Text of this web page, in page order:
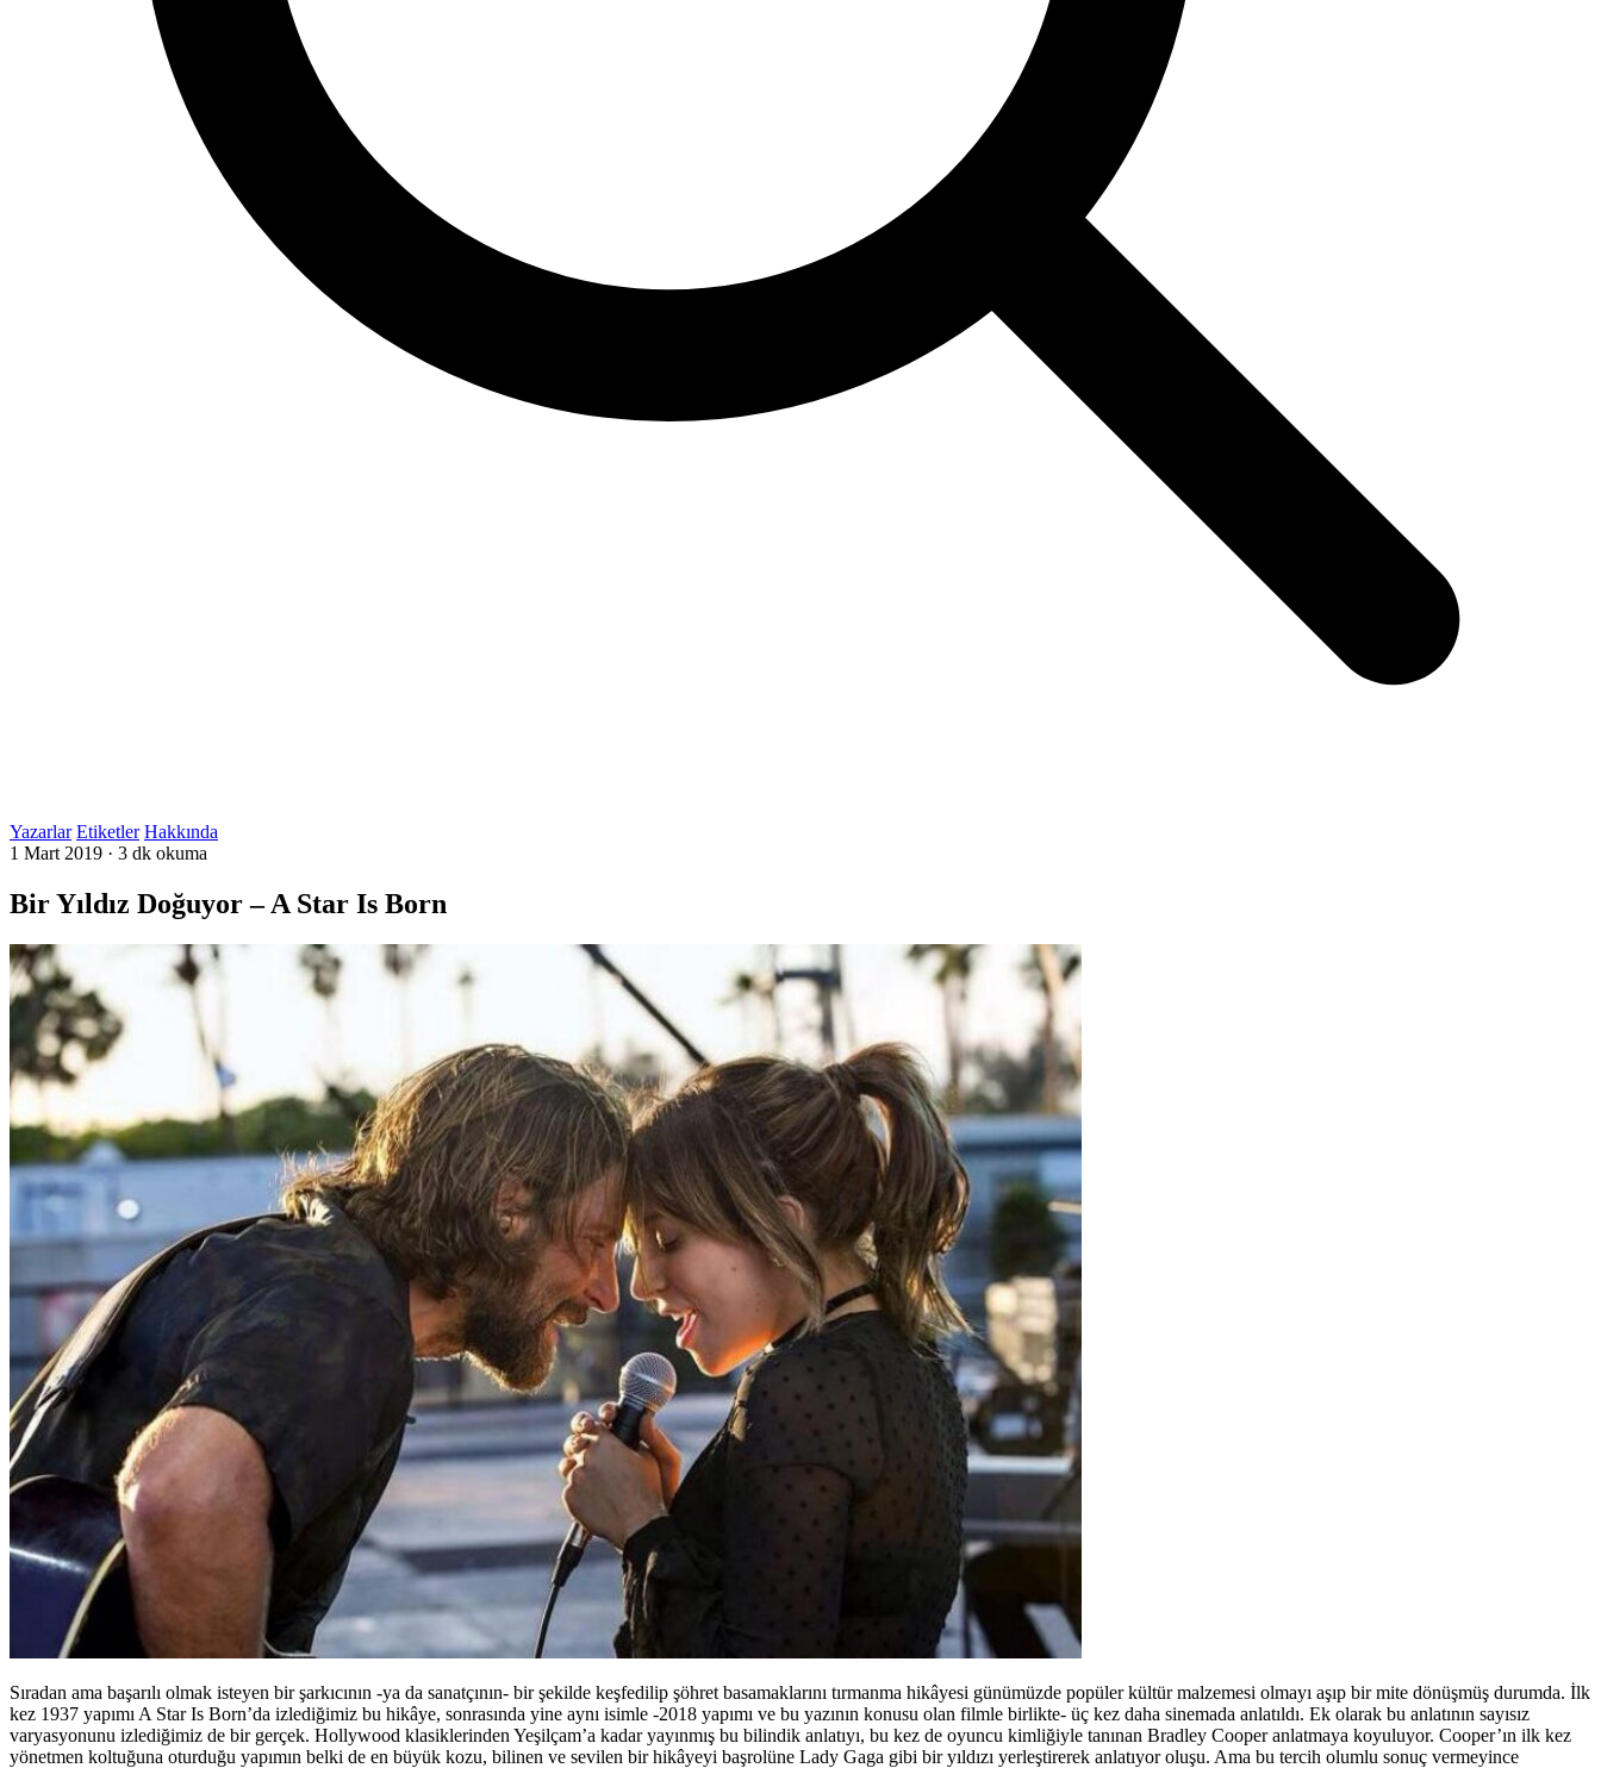
Yazarlar Etiketler Hakkında
1 Mart 2019 · 3 dk okuma
Bir Yıldız Doğuyor – A Star Is Born
Sıradan ama başarılı olmak isteyen bir şarkıcının -ya da sanatçının- bir şekilde keşfedilip şöhret basamaklarını tırmanma hikâyesi günümüzde popüler kültür malzemesi olmayı aşıp bir mite dönüşmüş durumda. İlk
kez 1937 yapımı A Star Is Born’da izlediğimiz bu hikâye, sonrasında yine aynı isimle -2018 yapımı ve bu yazının konusu olan filmle birlikte- üç kez daha sinemada anlatıldı. Ek olarak bu anlatının sayısız
varyasyonunu izlediğimiz de bir gerçek. Hollywood klasiklerinden Yeşilçam’a kadar yayınmış bu bilindik anlatıyı, bu kez de oyuncu kimliğiyle tanınan Bradley Cooper anlatmaya koyuluyor. Cooper’ın ilk kez
yönetmen koltuğuna oturduğu yapımın belki de en büyük kozu, bilinen ve sevilen bir hikâyeyi başrolüne Lady Gaga gibi bir yıldızı yerleştirerek anlatıyor oluşu. Ama bu tercih olumlu sonuç vermeyince